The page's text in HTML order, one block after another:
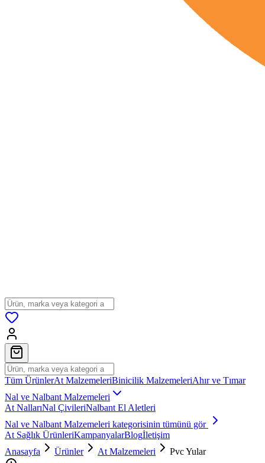
Tüm ÜrünlerAt MalzemeleriBinicilik MalzemeleriAhır ve Tımar
Nal ve Nalbant Malzemeleri
At NallarıNal ÇivileriNalbant El Aletleri
Nal ve Nalbant Malzemeleri kategorisinin tümünü gör
At Sağlık ÜrünleriKampanyalarBlogİletişim
Anasayfa
Ürünler At Malzemeleri Pvc Yular